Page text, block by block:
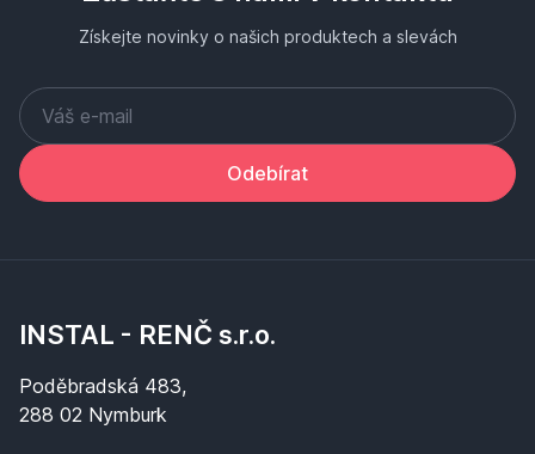
Získejte novinky o našich produktech a slevách
Odebírat
INSTAL - RENČ s.r.o.
Poděbradská 483,
288 02 Nymburk